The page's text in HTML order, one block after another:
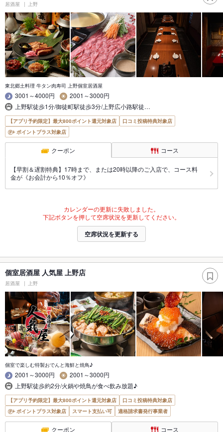
居酒屋 上野
東北郷土料理 牛タン肉寿司 上野個室居酒屋
3001～4000円
2001～3000円
上野駅徒歩1分/御徒町駅徒歩3分/上野広小路駅徒…
【アプリ予約限定】最大800ポイント還元対象店
口コミ投稿特典対象店
ポイントプラス対象店
クーポン コース
【早割＆遅割特典】17時まで、または20時以降のご入店で、コース料
金が《お会計から10％オフ》
カレンダーの更新に失敗しました。
下記ボタンを押して空席状況を更新してください。
空席状況を更新する
個室居酒屋 人気屋 上野店
居酒屋 上野
個室で楽しむ特製おでんと海鮮と焼鳥♪
2001～3000円
2001～3000円
上野駅徒歩約2分/火鍋や焼鳥が食べ飲み放題♪
【アプリ予約限定】最大800ポイント還元対象店
口コミ投稿特典対象店
ポイントプラス対象店
スマート支払い可 適格請求書発行事業者
クーポン コース